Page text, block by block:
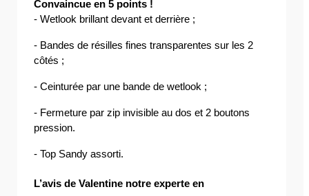
Convaincue en 5 points !
- Wetlook brillant devant et derrière ;
- Bandes de résilles fines transparentes sur les 2
côtés ;
- Ceinturée par une bande de wetlook ;
- Fermeture par zip invisible au dos et 2 boutons
pression.
- Top Sandy assorti.
L’avis de Valentine notre experte en